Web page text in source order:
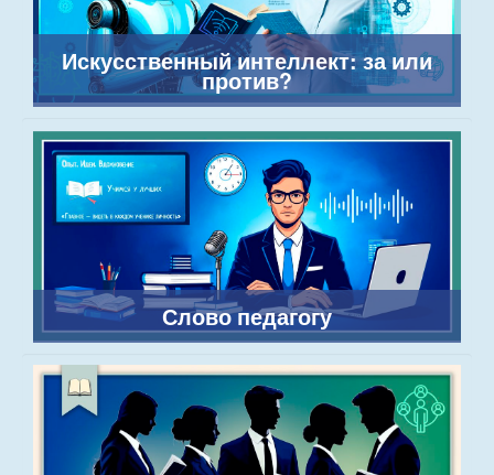
Искусственный интеллект: за или
против?
Слово педагогу